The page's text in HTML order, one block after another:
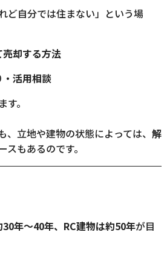
ど自分では住まない」という場
却する方法
活用相談
。
立地や建物の状態によっては、 解
スもあるのです。
年〜40年、RC建物は約50年が目